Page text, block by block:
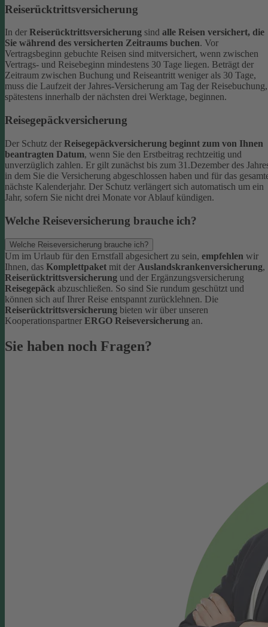
Reiserücktrittsversicherung
In der Reiserücktrittsversicherung sind alle Reisen versichert, die
Sie während des versicherten Zeitraums buchen. Vor
Vertragsbeginn gebuchte Reisen sind mitversichert, wenn zwischen
Vertrags- und Reisebeginn mindestens 30 Tage liegen. Beträgt der
Zeitraum zwischen Buchung und Reiseantritt weniger als 30 Tage,
muss die Laufzeit der Jahres-Versicherung am Tag der Reisebuchung,
spätestens innerhalb der nächsten drei Werktage, beginnen.
Reisegepäckversicherung
Der Schutz der Reisegepäckversicherung beginnt zum von Ihnen
beantragten Datum, wenn Sie den Erstbeitrag rechtzeitig und
unverzüglich zahlen. Er gilt zunächst bis zum 31.Dezember des
in dem Sie die Versicherung abgeschlossen haben und für das
nächste Kalenderjahr. Der Schutz verlängert sich automatisch um ein
Jahr, sofern Sie nicht drei Monate vor Ablauf kündigen.
Welche Reiseversicherung brauche ich?
Welche Reiseversicherung brauche ich?
Um im Urlaub für den Ernstfall abgesichert zu sein, empfehlen wir
Ihnen, das Komplettpaket mit der Auslandskrankenversicherung,
Reiserücktrittsversicherung und der Ergänzungsversicherung
Reisegepäck abzuschließen. So sind Sie rundum geschützt und
können sich auf Ihrer Reise entspannt zurücklehnen. Die
Reiserücktrittsversicherung bieten wir über unseren
Kooperationspartner ERGO Reiseversicherung an.
Sie haben noch Fragen?